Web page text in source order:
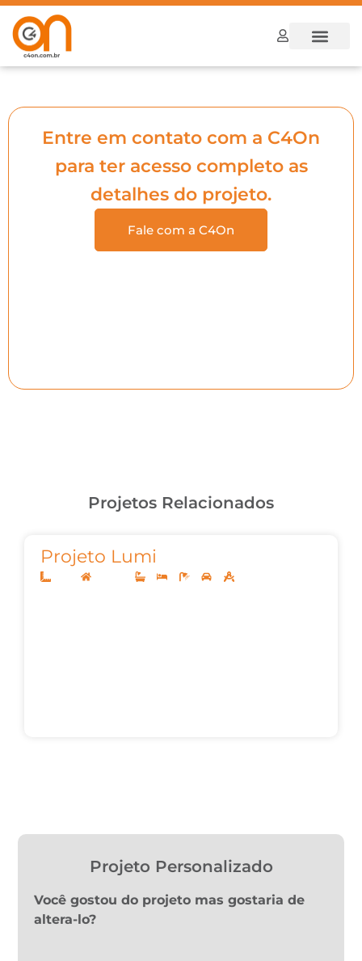
Entre em contato com a C4On
para ter acesso completo as
detalhes do projeto.
Fale com a C4On
Projetos Relacionados
Projeto Lumi
14x35 5
Projeto Personalizado
Você gostou do projeto mas gostaria de
altera-lo?